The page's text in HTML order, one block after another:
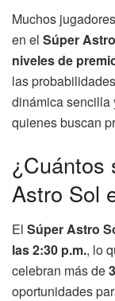
Muchos
en el Súper
niveles de
las
dinámica sencilla
quienes buscan
¿Cuántos
Astro Sol
El Súper Astro
las 2:30 p.m., lo
celebran más de
oportunidades